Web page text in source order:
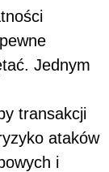
Jednym
transakcji
ataków
i